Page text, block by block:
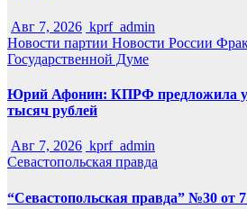
Авг 7, 2026 kprf_admin
Новости партии Новости России
Государственной Думе
Юрий Афонин: КПРФ предложила
тысяч рублей
Авг 7, 2026 kprf_admin
Севастопольская правда
“Севастопольская правда” №30 от 7